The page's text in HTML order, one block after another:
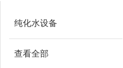
纯化水设备
查看全部